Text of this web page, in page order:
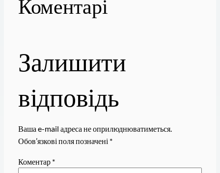
Коментарі
Залишити
відповідь
Ваша e-mail адреса не оприлюднюватиметься.
Обов’язкові поля позначені *
Коментар *